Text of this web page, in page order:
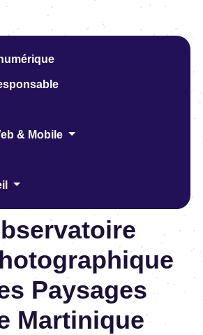
& Mobile
Paysages
Martinique